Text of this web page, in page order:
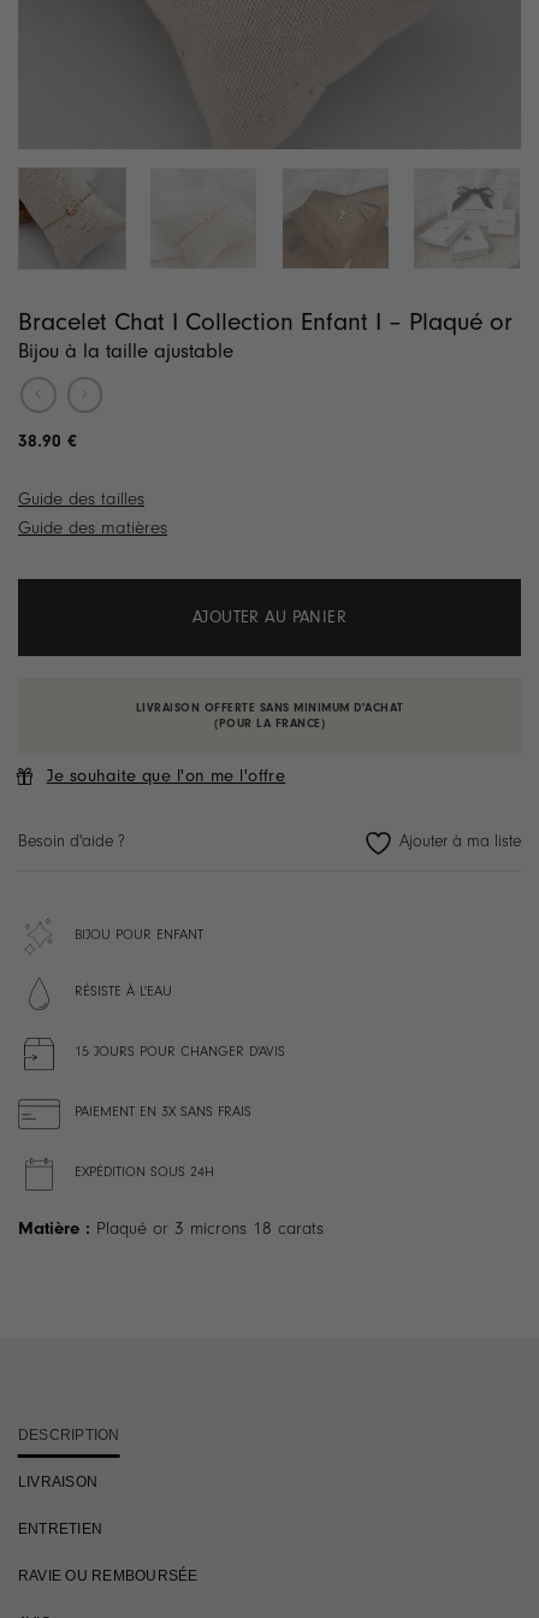
Bracelet Chat I Collection Enfant I – Plaqué or
Bijou à la taille ajustable
38.90 €
Guide des tailles
Guide des matières
AJOUTER AU PANIER
LIVRAISON OFFERTE SANS MINIMUM D'ACHAT
(POUR LA FRANCE)
Je souhaite que l'on me l'offre
Besoin d'aide ?
BIJOU POUR ENFANT
RÉSISTE À L'EAU
15 JOURS POUR CHANGER D'AVIS
PAIEMENT EN 3X SANS FRAIS
EXPÉDITION SOUS 24H
Matière : Plaqué or 3 microns 18 carats
DESCRIPTION
LIVRAISON
ENTRETIEN
RAVIE OU REMBOURSÉE